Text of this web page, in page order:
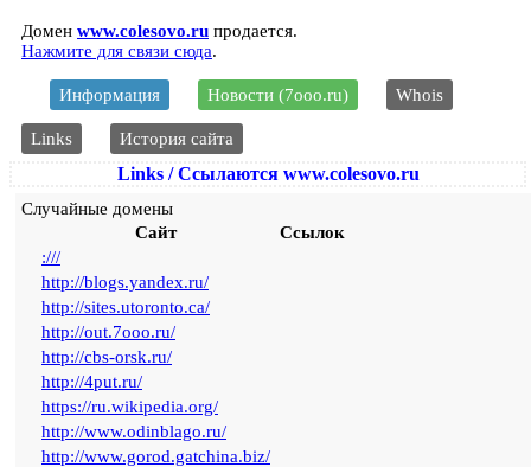
Домен www.colesovo.ru продается.
Нажмите для связи сюда.
Информация Новости (7ooo.ru) Whois
Links История сайта
Links / Ссылаются www.colesovo.ru
Случайные домены
Сайт
Ссылок
:///
http://blogs.yandex.ru/
http://sites.utoronto.ca/
http://out.7ooo.ru/
http://cbs-orsk.ru/
http://4put.ru/
https://ru.wikipedia.org/
http://www.odinblago.ru/
http://www.gorod.gatchina.biz/